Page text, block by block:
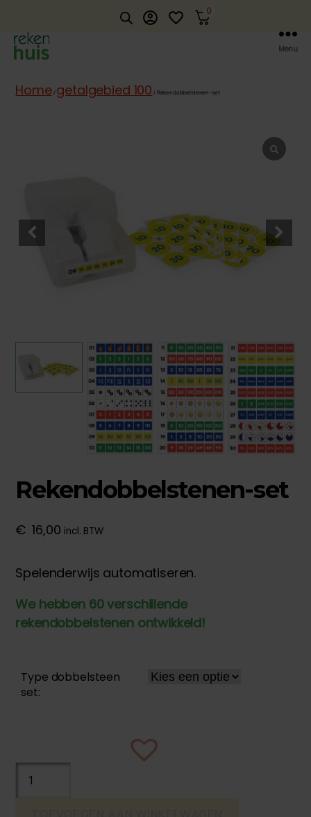
account_circle favorite_border 0
Rekenhuis
Menu
Home/ getalgebied 100 / Rekendobbelstenen-set
Rekendobbelstenen-set
€ 16,00 incl. BTW
Spelenderwijs automatiseren.
We hebben 60 verschillende
rekendobbelstenen ontwikkeld!
Type dobbelsteen
set:
set